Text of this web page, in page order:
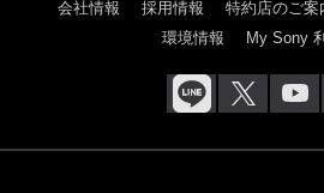
会社情報 採用情報 特約店のご案
環境情報
My Sony